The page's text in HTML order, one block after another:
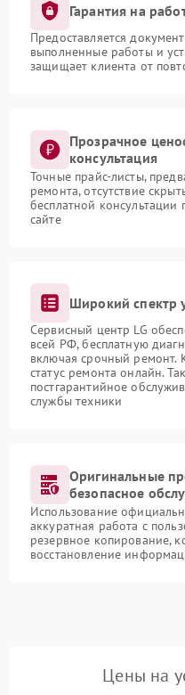
Гарантия на
Предоставляется
выполненные работы и
защищает клиента от
Прозрачное
консультация
Точные прайс-листы,
ремонта, отсутствие
бесплатной
сайте
Широкий спектр
Сервисный центр LG
всей РФ, бесплатную
включая срочный ремонт.
статус ремонта онлайн.
постгарантийное
службы техники
Оригинальные
безопасное
Использование
аккуратная работа с
резервное копирование,
восстановление
Цены на